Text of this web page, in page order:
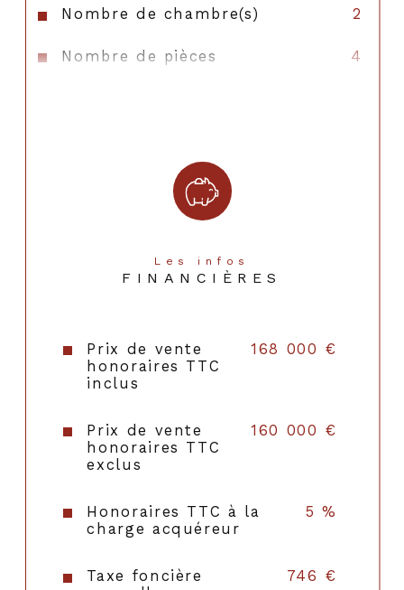
Nombre de chambre(s) 2
Nombre de pièces 4
Nb de salle de bains
Type de cuisine SEMI-EQUIPEE
Type de chauffage Convecteur
Format de chauffage
Terrasse OUI
Murs mitoyens
Exposition Sud-Est
Les infos
FINANCIÈRES
Prix de vente
honoraires TTC
inclus
168 000 €
Prix de vente
honoraires TTC
exclus
160 000 €
Honoraires TTC à la
charge acquéreur
5 %
Taxe foncière
746 €